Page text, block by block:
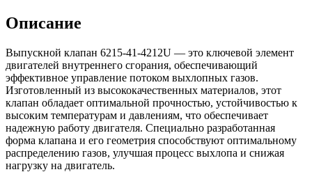
Описание
Выпускной клапан 6215-41-4212U — это ключевой элемент
двигателей внутреннего сгорания, обеспечивающий
эффективное управление потоком выхлопных газов.
Изготовленный из высококачественных материалов, этот
клапан обладает оптимальной прочностью, устойчивостью к
высоким температурам и давлениям, что обеспечивает
надежную работу двигателя. Специально разработанная
форма клапана и его геометрия способствуют оптимальному
распределению газов, улучшая процесс выхлопа и снижая
нагрузку на двигатель.